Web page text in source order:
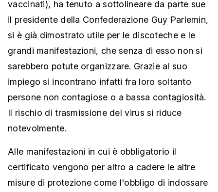
vaccinati), ha tenuto a sottolineare da parte sue
il presidente della Confederazione Guy Parlemin,
si è già dimostrato utile per le discoteche e le
grandi manifestazioni, che senza di esso non si
sarebbero potute organizzare. Grazie al suo
impiego si incontrano infatti fra loro soltanto
persone non contagiose o a bassa contagiosità.
Il rischio di trasmissione del virus si riduce
notevolmente.
Alle manifestazioni in cui è obbligatorio il
certificato vengono per altro a cadere le altre
misure di protezione come l'obbligo di indossare